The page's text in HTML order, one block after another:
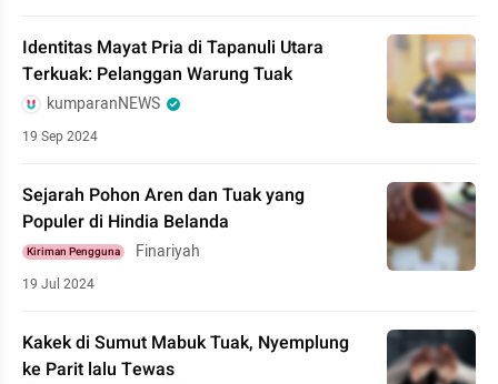
Identitas Mayat Pria di Tapanuli Utara
Terkuak: Pelanggan Warung Tuak
kumparanNEWS
19 Sep 2024
Sejarah Pohon Aren dan Tuak yang
Populer di Hindia Belanda
Kiriman Pengguna Finariyah
19 Jul 2024
Kakek di Sumut Mabuk Tuak, Nyemplung
ke Parit lalu Tewas